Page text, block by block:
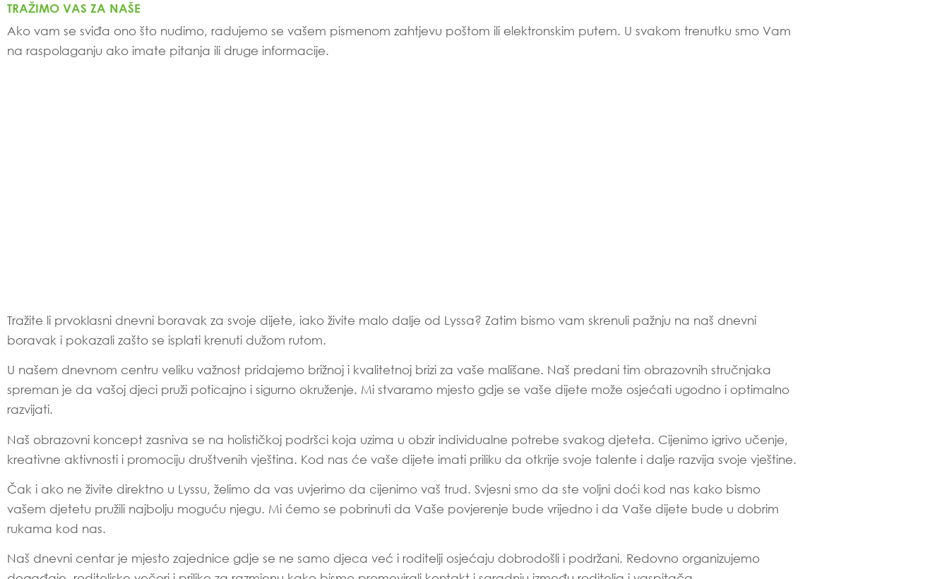
TRAŽIMO VAS ZA NAŠE
Ako vam se sviđa ono što nudimo, radujemo se vašem pismenom zahtjevu poštom ili elektronskim putem. U svakom trenutku smo Vam
na raspolaganju ako imate pitanja ili druge informacije.
Tražite li prvoklasni dnevni boravak za svoje dijete, iako živite malo dalje od Lyssa? Zatim bismo vam skrenuli pažnju na naš dnevni
boravak i pokazali zašto se isplati krenuti dužom rutom.
U našem dnevnom centru veliku važnost pridajemo brižnoj i kvalitetnoj brizi za vaše mališane. Naš predani tim obrazovnih stručnjaka
spreman je da vašoj djeci pruži poticajno i sigurno okruženje. Mi stvaramo mjesto gdje se vaše dijete može osjećati ugodno i optimalno
razvijati.
Naš obrazovni koncept zasniva se na holističkoj podršci koja uzima u obzir individualne potrebe svakog djeteta. Cijenimo igrivo učenje,
kreativne aktivnosti i promociju društvenih vještina. Kod nas će vaše dijete imati priliku da otkrije svoje talente i dalje razvija svoje vještine.
Čak i ako ne živite direktno u Lyssu, želimo da vas uvjerimo da cijenimo vaš trud. Svjesni smo da ste voljni doći kod nas kako bismo
vašem djetetu pružili najbolju moguću njegu. Mi ćemo se pobrinuti da Vaše povjerenje bude vrijedno i da Vaše dijete bude u dobrim
rukama kod nas.
Naš dnevni centar je mjesto zajednice gdje se ne samo djeca već i roditelji osjećaju dobrodošli i podržani. Redovno organizujemo